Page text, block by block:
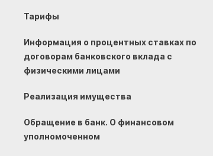
Тарифы
Информация о процентных ставках по
договорам банковского вклада с
физическими лицами
Реализация имущества
Обращение в банк. О финансовом
уполномоченном